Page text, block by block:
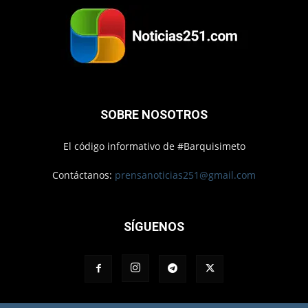
SOBRE NOSOTROS
El código informativo de #Barquisimeto
Contáctanos: prensanoticias251@gmail.com
SÍGUENOS